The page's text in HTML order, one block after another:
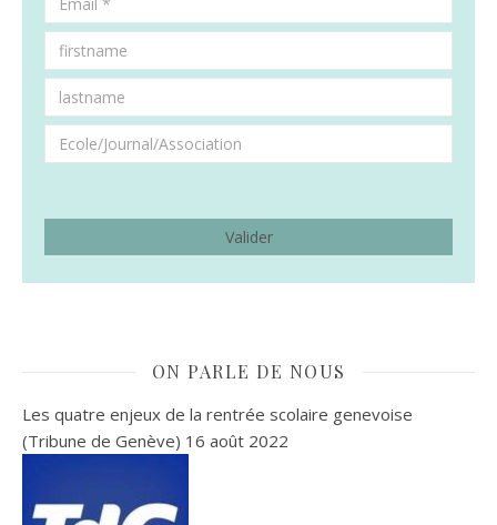
ON PARLE DE NOUS
Les quatre enjeux de la rentrée scolaire genevoise
(Tribune de Genève) 16 août 2022